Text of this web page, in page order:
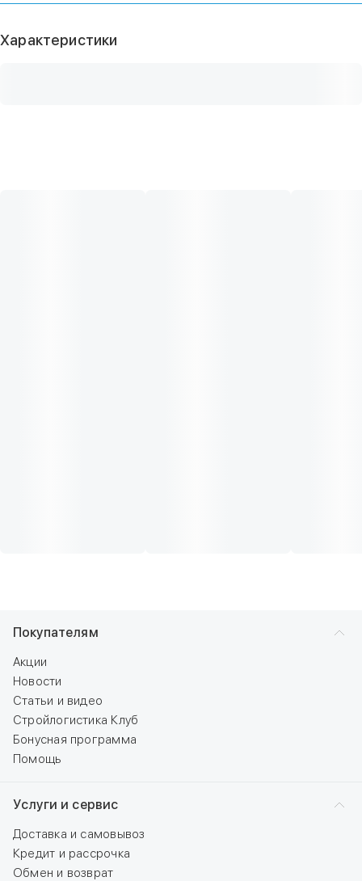
Характеристики
Покупателям
Акции
Новости
Статьи и видео
Стройлогистика Клуб
Бонусная программа
Помощь
Услуги и сервис
Доставка и самовывоз
Кредит и рассрочка
Обмен и возврат